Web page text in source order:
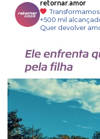
retornar.amor
+500 mil
Quer devolver